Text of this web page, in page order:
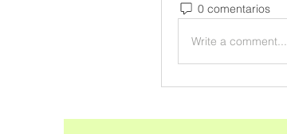
0 comentarios
Write a comment...